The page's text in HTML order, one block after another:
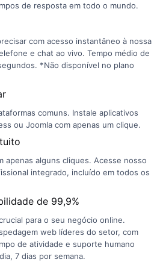
de resposta em todo o mundo.
com acesso instantâneo à nossa
e chat ao vivo. Tempo médio de
*Não disponível no plano
comuns. Instale aplicativos
ou Joomla com apenas um clique.
apenas alguns cliques. Acesse nosso
integrado, incluído em todos os
de 99,9%
para o seu negócio online.
web líderes do setor, com
de atividade e suporte humano
7 dias por semana.